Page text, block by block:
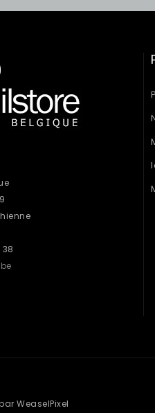
WeaselPixel